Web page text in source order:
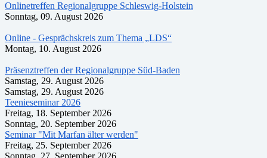
Onlinetreffen Regionalgruppe Schleswig-Holstein
Sonntag, 09. August 2026
Online - Gesprächskreis zum Thema „LDS“
Montag, 10. August 2026
Präsenztreffen der Regionalgruppe Süd-Baden
Samstag, 29. August 2026
Samstag, 29. August 2026
Teenieseminar 2026
Freitag, 18. September 2026
Sonntag, 20. September 2026
Seminar "Mit Marfan älter werden"
Freitag, 25. September 2026
Sonntag, 27. September 2026